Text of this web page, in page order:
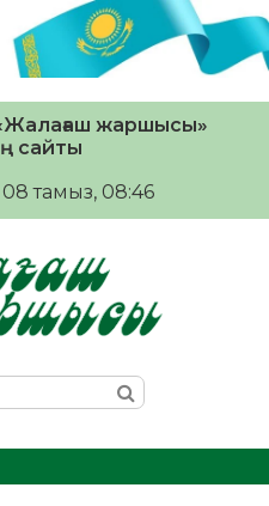
жаршысы»
сайты
08 тамыз, 08:46